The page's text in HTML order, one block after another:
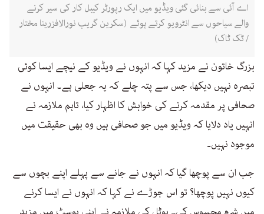
اے آئی سے بنائی گئی ویڈیو میں ایک رپورٹر کیبل کار کی سیر کرنے
والے سیاحوں سے انٹرویو کرتے ہوئے (سکرین گریب نورالافزرینا مختار
/ ٹک ٹاک) ​​​​​​​
بزرگ خاتون نے مزید کہا کہ انہوں نے ویڈیو کے نیچے ایسا کوئی
تبصرہ نہیں دیکھا، جس سے پتہ چلے کہ یہ جعلی ہے۔ انہوں نے
صحافی پر مقدمہ کرنے کی خواہش کا اظہار کیا، تاہم ملازمہ نے
انہیں یاد دلایا کہ ویڈیو میں جو صحافی ہیں وہ بھی حقیقت میں
موجود نہیں۔
جب ان سے پوچھا گیا کہ انہوں نے جانے سے پہلے اپنے بچوں سے
کیوں نہیں پوچھا؟ تو اس جوڑے نے کہا کہ انہوں نے ایسا کرنے